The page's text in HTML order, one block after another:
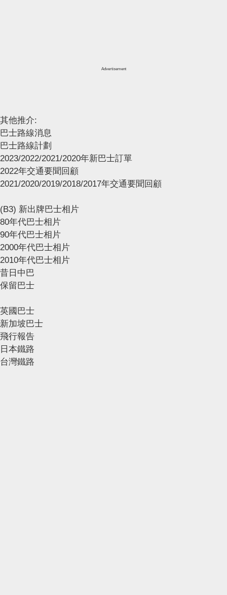
Advertisement
其他推介:
巴士路線消息
巴士路線計劃
2023/2022/2021/2020年新巴士訂單
2022年交通要聞回顧
2021/2020/2019/2018/2017年交通要聞回顧
(B3) 新出牌巴士相片
80年代巴士相片
90年代巴士相片
2000年代巴士相片
2010年代巴士相片
昔日中巴
保留巴士
英國巴士
新加坡巴士
飛行報告
日本鐵路
台灣鐵路